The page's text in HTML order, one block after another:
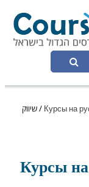
/שיווק
- Курсы